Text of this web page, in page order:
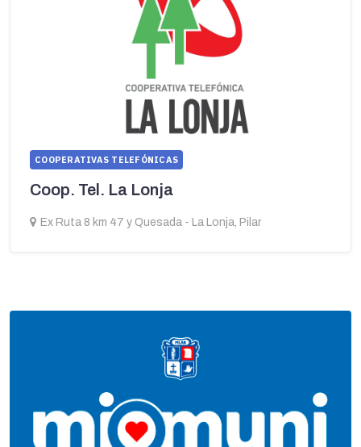
COOPERATIVAS TELEFÓNICAS
Coop. Tel. La Lonja
Ex Ruta 8 km 47 y Quesada - La Lonja, Pilar